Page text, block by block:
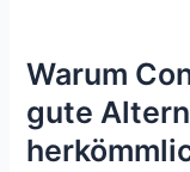
Warum
gute